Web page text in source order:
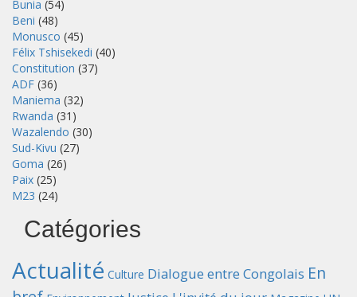
Bunia (54)
Beni (48)
Monusco (45)
Félix Tshisekedi (40)
Constitution (37)
ADF (36)
Maniema (32)
Rwanda (31)
Wazalendo (30)
Sud-Kivu (27)
Goma (26)
Paix (25)
M23 (24)
Catégories
Actualité Culture Dialogue entre Congolais En